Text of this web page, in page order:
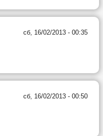
сб, 16/02/2013 - 00:35
сб, 16/02/2013 - 00:50